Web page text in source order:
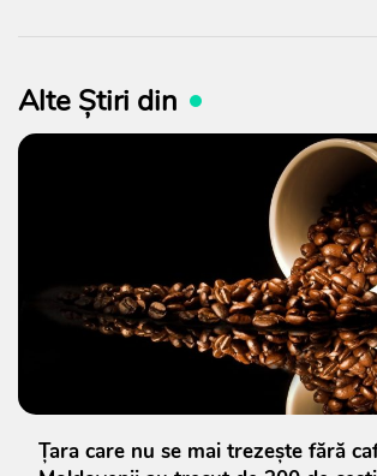
Alte Știri din
Țara care nu se mai trezește fără